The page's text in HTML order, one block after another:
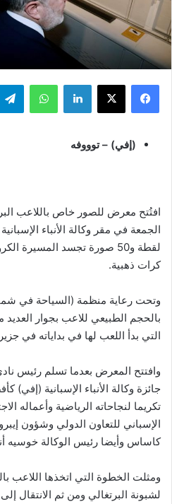
فيسبوك ‫X لينكدإن واتساب
(إفي) – توووفه
افتُتح معرض للصور خاص باللاعب
كرات ذهبية.
وتحت رعاية منظمة (السياحة في
بالحجم الطبيعي للاعب بجوار
التي بدأ اللعب لها في بداياته في
وافتتح المعرض بعدما تسلم رئيس نادي
جائزة وكالة الأنباء الإسبانية (إفي)
تكريما لنجاحاته الرياضية وأعماله
الإسباني للتعاون الدولي وشؤون
كاساس وأيضا رئيس الوكالة خوسيه
ومثلت الخطوة التي اتخذها اللاعب
لشبونة البرتغالي ومن ثم الانتقال